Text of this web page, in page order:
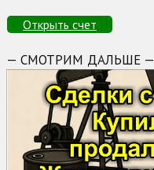
Открыть счет
— СМОТРИМ ДАЛЬШЕ —